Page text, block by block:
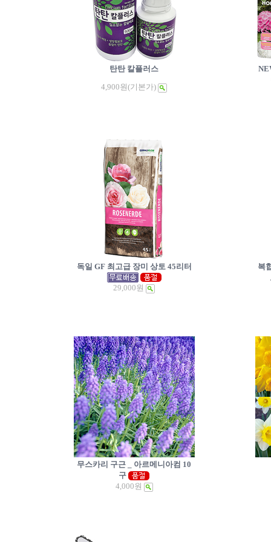
탄탄 칼플러스
4,900원(기본가)
독일 GF 최고급 장미 상토 45리터
29,000원
복
무스카리 구근 _ 아르메니아컴 10
구
4,000원